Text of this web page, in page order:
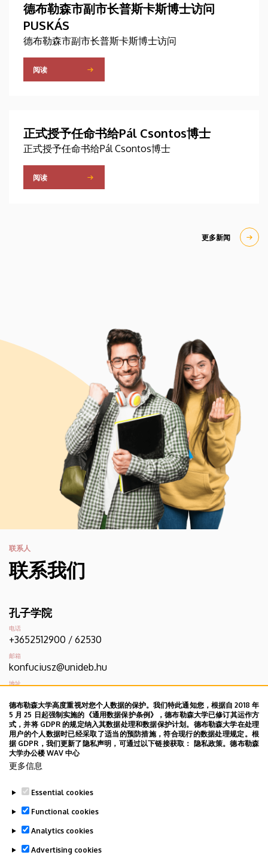
德布勒森市副市长普斯卡斯博士访问
PUSKÁS
德布勒森市副市长普斯卡斯博士访问
阅读
正式授予任命书给Pál Csontos博士
正式授予任命书给Pál Csontos博士
阅读
更多新闻
联系人
联系我们
孔子学院
电话
+3652512900 / 62530
邮箱
konfuciusz@unideb.hu
地址
机构电话簿
德布勒森大学电话薄
德布勒森大学高度重视对您个人数据的保护。我们特此通知您，根据自 2018 年
5 月 25 日起强制实施的《通用数据保护条例》，德布勒森大学已修订其运作方
式，并将 GDPR 的规定纳入其数据处理和数据保护计划。德布勒森大学在处理
用户的个人数据时已经采取了适当的预防措施，符合现行的数据处理规定。根
据 GDPR，我们更新了隐私声明，可通过以下链接获取： 隐私政策。德布勒森
大学办公楼 WAV 中心
更多信息
Essential cookies
Functional cookies
Analytics cookies
Advertising cookies